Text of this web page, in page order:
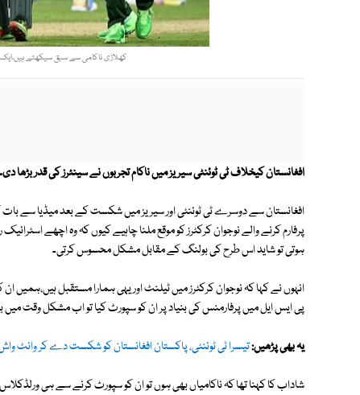
کھلاڑی ناکامی سے سبق سیکھتے ہیں،ایک
افغانستان کیخلاف ٹی ٹوئنٹی سیریز میں ناکام تجربوں نے سینئرز کی قدر بڑھا
افغانستان سے دوسرے ٹی ٹوئنٹی اور سیریز میں شکست کے بعد میڈیا سے
پرفارم کرنے والے نوجوان کرکٹرز کو موقع ملنا چاہیے کیوں کہ وہ اچھے
ہوتی تو شاید اس طرح کی بولنگ کے مقابل مشکل محسوس کرتی۔
انہوں نے کہا کہ نوجوان کرکٹرز میں ٹیلنٹ اور یہی ہمارا مستقبل ہیں،ہمیں
پی ایس ایل میں پرفارمنس کی بنیاد پر ان کو سپورٹ کیا تو اب مشکل وقت میں
یہ بھی پڑھیں:تیسرا ٹی ٹوئنٹی، پاکستان افغانستان کو شکست دے کر وائٹ
شاداب کا کہنا تھا کہ ناکامیاں بھی ہوں تو ان کو سپورٹ کرنے سے ہی